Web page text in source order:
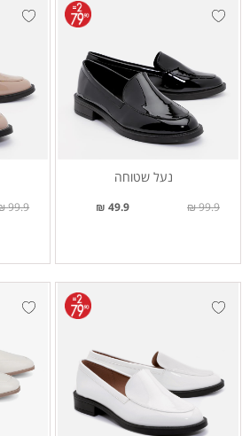
נעל שטוחה
49.9 ₪ 99.9 ₪
99.9 ₪